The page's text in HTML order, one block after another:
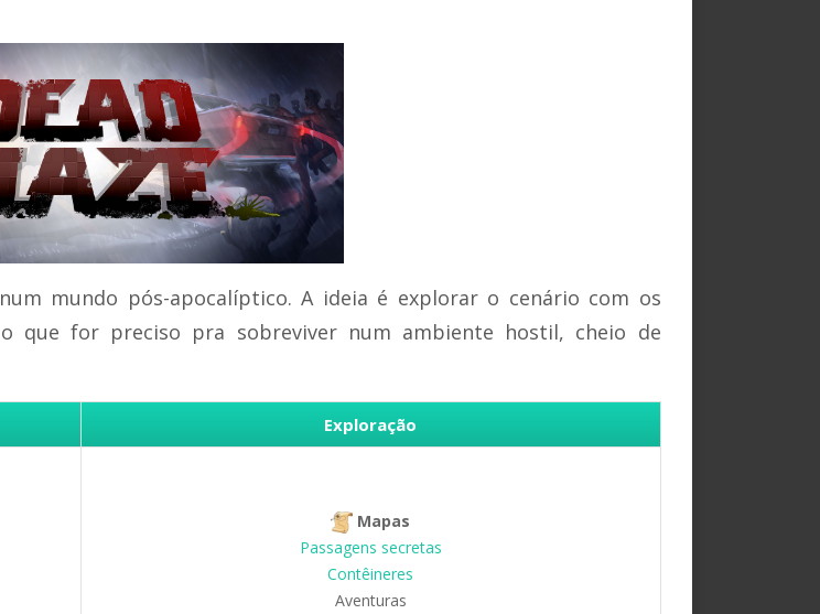
mundo pós-apocalíptico. A ideia é explorar o cenário com os
que for preciso pra sobreviver num ambiente hostil, cheio de
Exploração
Mapas
Passagens secretas
Contêineres
Aventuras